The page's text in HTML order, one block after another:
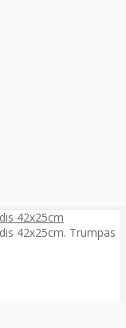
42x25cm
42x25cm. Trumpas